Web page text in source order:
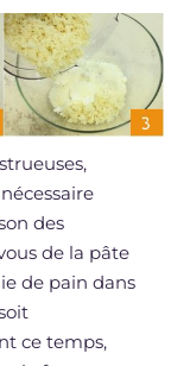
des
de la pâte
de pain dans
ce temps,